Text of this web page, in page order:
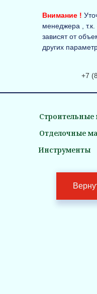
Внимание !
менеджера ,
зависят от
других
Строительные
Отделочные
Инструменты
+7